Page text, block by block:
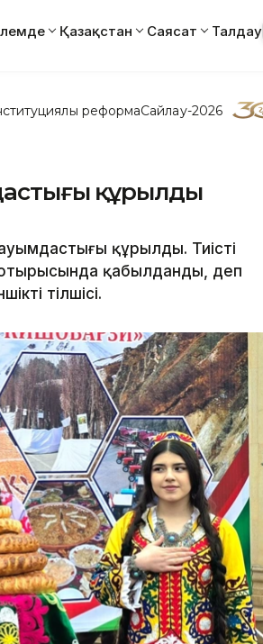
Қазақстан Саясат Талдау
реформаСайлау-2026
құрылды
құрылды. Тиісті
отырысында қабылданды, деп
тілшісі.